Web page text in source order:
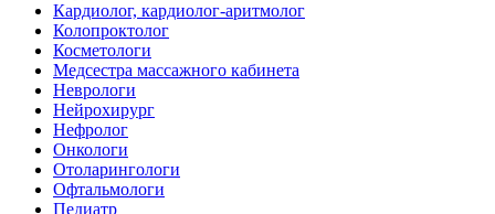
Кардиолог, кардиолог-аритмолог
Колопроктолог
Косметологи
Медсестра массажного кабинета
Неврологи
Нейрохирург
Нефролог
Онкологи
Отоларингологи
Офтальмологи
Педиатр